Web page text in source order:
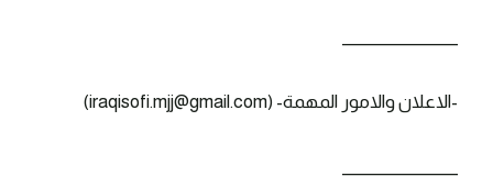
-الاعلان والامور المهمة- (iraqisofi.mjj@gmail.com)